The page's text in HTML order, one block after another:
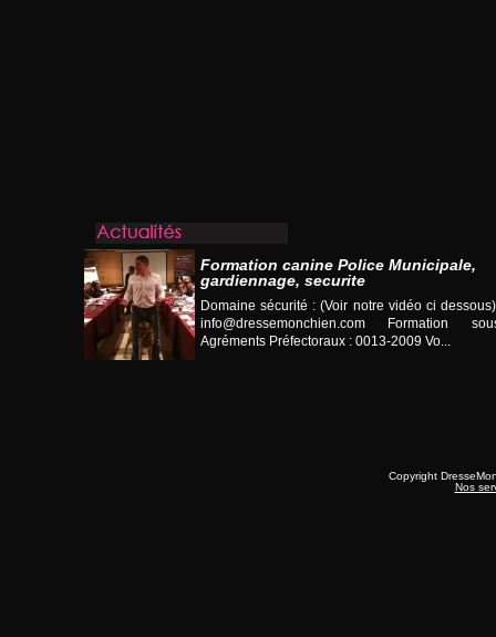
Formation canine Police Municipale,
gardiennage, securite
Domaine sécurité : (Voir notre vidéo ci
info@dressemonchien.com Formation
Agréments Préfectoraux : 0013-2009 Vo...
Copyright
Nos